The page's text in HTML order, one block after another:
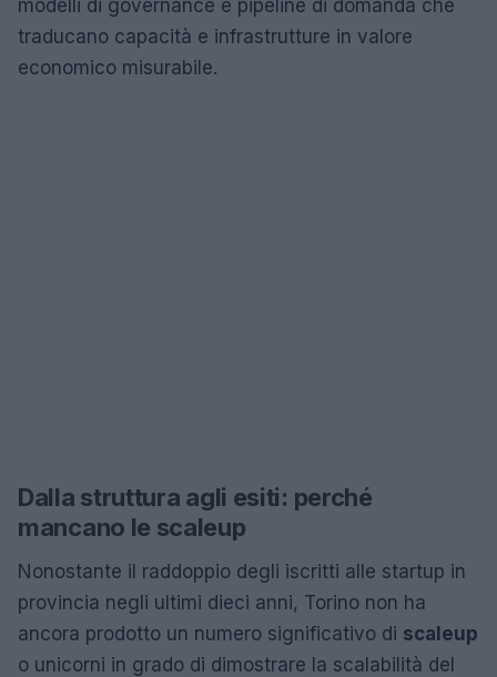
modelli di governance e pipeline di domanda che
traducano capacità e infrastrutture in valore
economico misurabile.
Dalla struttura agli esiti: perché
mancano le scaleup
Nonostante il raddoppio degli iscritti alle startup in
provincia negli ultimi dieci anni, Torino non ha
ancora prodotto un numero significativo di scaleup
o unicorni in grado di dimostrare la scalabilità del